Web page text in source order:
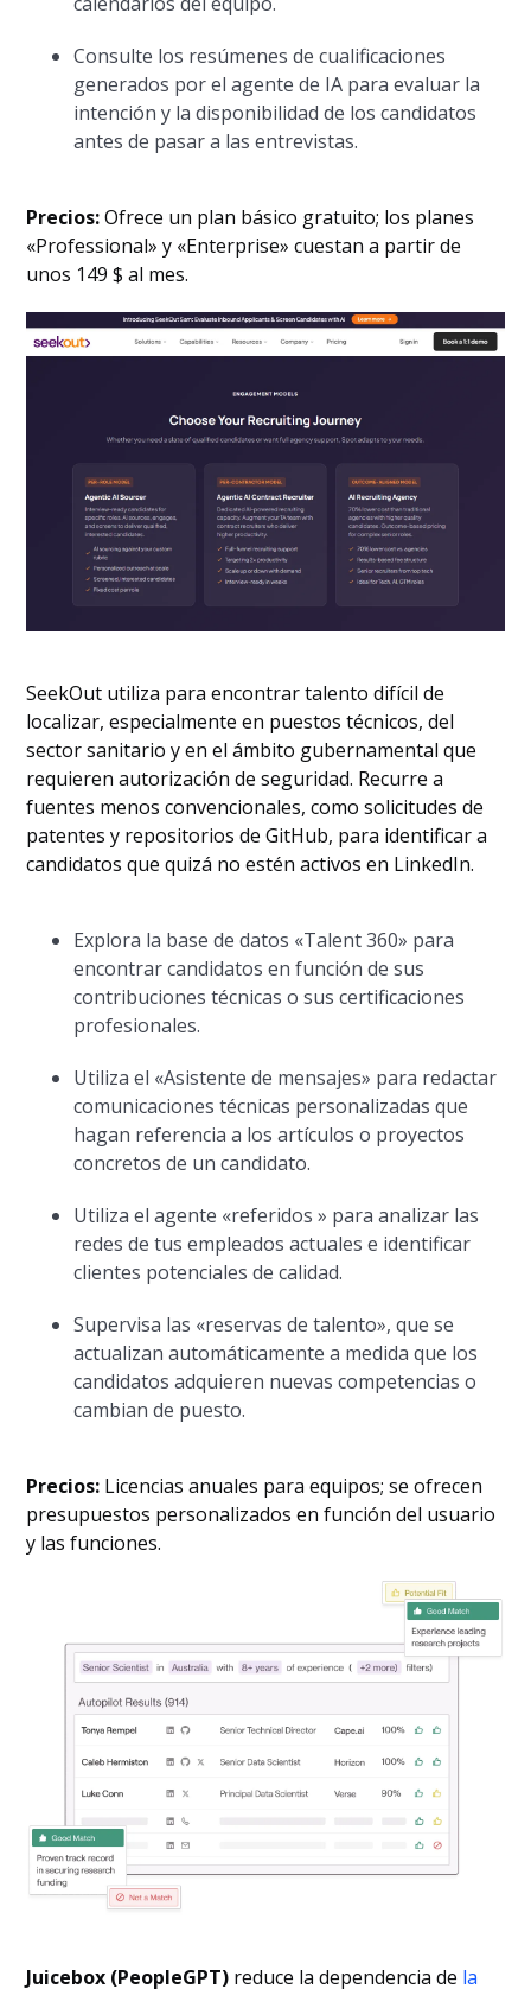
Consulte los resúmenes de cualificaciones
generados por el agente de IA para evaluar la
intención y la disponibilidad de los candidatos
antes de pasar a las entrevistas.
Precios:Ofrece un plan básico gratuito; los planes
«Professional» y «Enterprise» cuestan a partir de
unos 149 $ al mes.
SeekOut utiliza para encontrar talento difícil de
localizar, especialmente en puestos técnicos, del
sector sanitario y en el ámbito gubernamental que
requieren autorización de seguridad. Recurre a
fuentes menos convencionales, como solicitudes de
patentes y repositorios de GitHub, para identificar a
candidatos que quizá no estén activos en LinkedIn.
Explora la base de datos «Talent 360» para
encontrar candidatos en función de sus
contribuciones técnicas o sus certificaciones
profesionales.
Utiliza el «Asistente de mensajes» para redactar
comunicaciones técnicas personalizadas que
hagan referencia a los artículos o proyectos
concretos de un candidato.
Utiliza el agente «referidos » para analizar las
redes de tus empleados actuales e identificar
clientes potenciales de calidad.
Supervisa las «reservas de talento», que se
actualizan automáticamente a medida que los
candidatos adquieren nuevas competencias o
cambian de puesto.
Precios: Licencias anuales para equipos; se ofrecen
presupuestos personalizados en función del usuario
y las funciones.
Juicebox (PeopleGPT) reduce la dependencia de la